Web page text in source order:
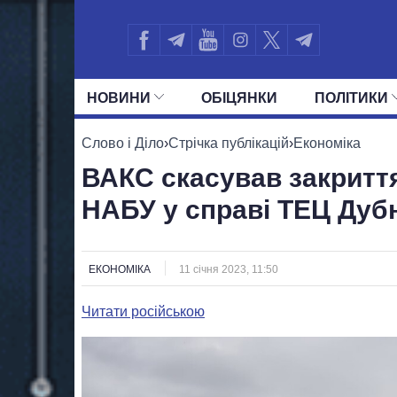
НОВИНИ ОБIЦЯНКИ ПОЛIТИКИ
УСІ ПОЛІТИКИ ПРЕЗИДЕНТ І ОФІС
Слово і Діло›Стрічка публікацій›Економіка
ВАКС скасував
НАБУ у справі ТЕЦ
ЕКОНОМІКА 11 січня 2023, 11:50
Читати російською